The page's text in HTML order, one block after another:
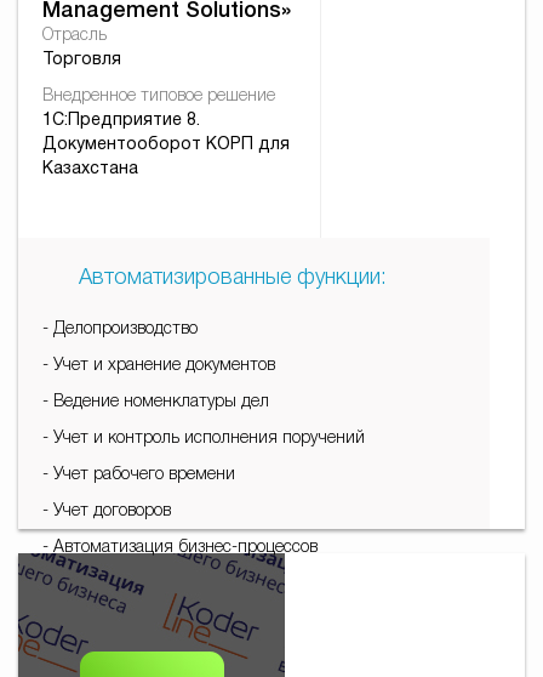
Management Solutions»
Отрасль
Торговля
Внедренное типовое решение
1С:Предприятие 8.
Документооборот КОРП для
Казахстана
Автоматизированные функции:
- Делопроизводство
- Учет и хранение документов
- Ведение номенклатуры дел
- Учет и контроль исполнения поручений
- Учет рабочего времени
- Учет договоров
- Автоматизация бизнес-процессов